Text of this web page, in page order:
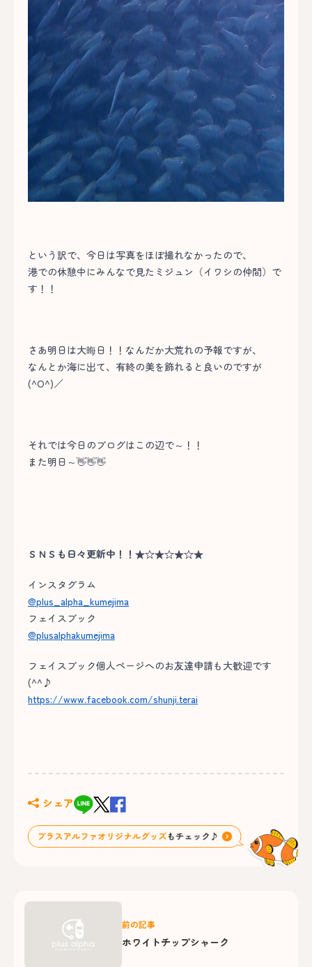
という訳で、今日は写真をほぼ撮れなかったので、
港での休憩中にみんなで見たミジュン（イワシの仲間）で
す！！
さあ明日は大晦日！！なんだか大荒れの予報ですが、
なんとか海に出て、有終の美を飾れると良いのですが
(^O^)／
それでは今日のブログはこの辺で～！！
また明日～👋👋👋
ＳＮＳも日々更新中！！★☆★☆★☆★
インスタグラム
@plus_alpha_kumejima
フェイスブック
@plusalphakumejima
フェイスブック個人ページへのお友達申請も大歓迎です
(^^♪
https://www.facebook.com/shunji.terai
シェア
前の記事
ホワイトチップシャーク